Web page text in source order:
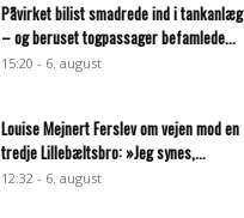
Påvirket bilist smadrede ind i tankanlæg
– og beruset togpassager befamlede...
15:20 - 6. august
Louise Mejnert Ferslev om vejen mod en
tredje Lillebæltsbro: »Jeg synes,...
12:32 - 6. august